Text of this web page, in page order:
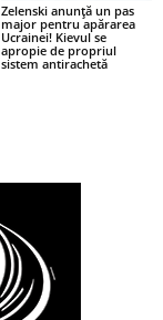
Zelenski anunță un pas
major pentru apărarea
Ucrainei! Kievul se
apropie de propriul
sistem antirachetă